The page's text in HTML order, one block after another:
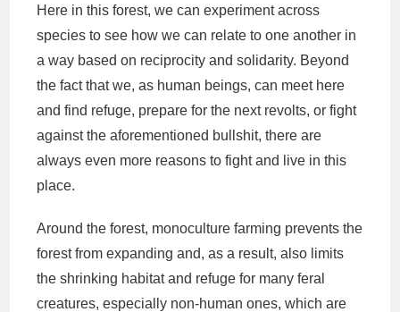
Here in this forest, we can experiment across
species to see how we can relate to one another in
a way based on reciprocity and solidarity. Beyond
the fact that we, as human beings, can meet here
and find refuge, prepare for the next revolts, or fight
against the aforementioned bullshit, there are
always even more reasons to fight and live in this
place.
Around the forest, monoculture farming prevents the
forest from expanding and, as a result, also limits
the shrinking habitat and refuge for many feral
creatures, especially non-human ones, which are